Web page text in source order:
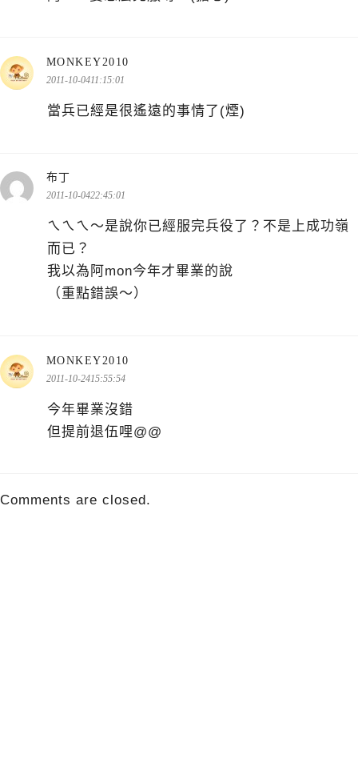
MONKEY2010
2011-10-0411:15:01
當兵已經是很遙遠的事情了(煙)
布丁
示:
2011-10-0422:45:01
ㄟㄟㄟ～是說你已經服完兵役了？不是上成功嶺
而已？
我以為阿mon今年才畢業的說
（重點錯誤～）
MONKEY2010
2011-10-2415:55:54
今年畢業沒錯
但提前退伍哩@@
Comments are closed.